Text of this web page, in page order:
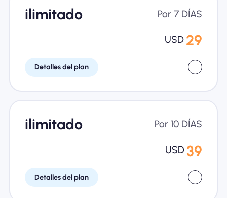
ilimitado Por 7 DÍAS
USD 29
Detalles del plan
ilimitado Por 10 DÍAS
USD 39
Detalles del plan